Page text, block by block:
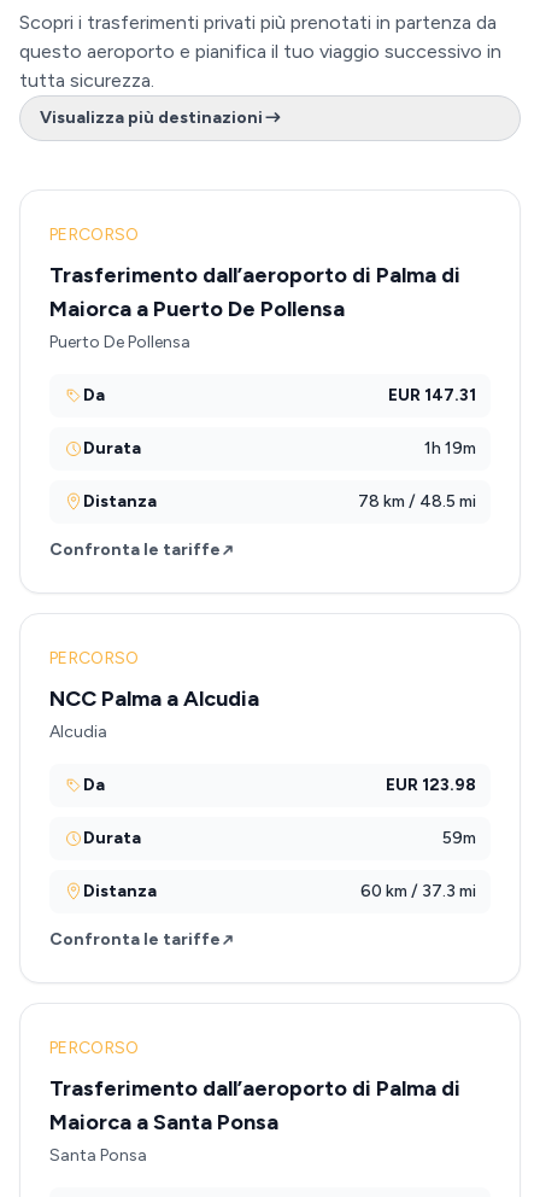
Scopri i trasferimenti privati più prenotati in partenza da
questo aeroporto e pianifica il tuo viaggio successivo in
tutta sicurezza.
Visualizza più destinazioni
PERCORSO
Trasferimento dall’aeroporto di Palma di
Maiorca a Puerto De Pollensa
Puerto De Pollensa
Da EUR 147.31
Durata 1h 19m
Distanza 78 km / 48.5 mi
Confronta le tariffe
PERCORSO
NCC Palma a Alcudia
Alcudia
Da EUR 123.98
Durata 59m
Distanza 60 km / 37.3 mi
Confronta le tariffe
PERCORSO
Trasferimento dall’aeroporto di Palma di
Maiorca a Santa Ponsa
Santa Ponsa